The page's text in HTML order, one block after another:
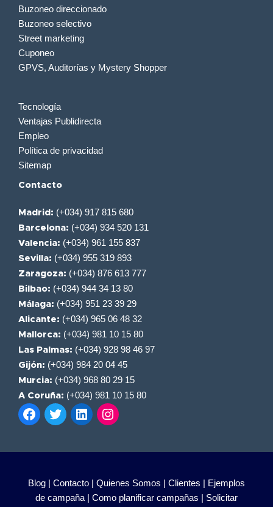
Buzoneo direccionado
Buzoneo selectivo
Street marketing
Cuponeo
GPVS, Auditorías y Mystery Shopper
Tecnología
Ventajas Publidirecta
Empleo
Política de privacidad
Sitemap
Contacto
Madrid: (+034) 917 815 680
Barcelona: (+034) 934 520 131
Valencia: (+034) 961 155 837
Sevilla: (+034) 955 319 893
Zaragoza: (+034) 876 613 777
Bilbao: (+034) 944 34 13 80
Málaga: (+034) 951 23 39 29
Alicante: (+034) 965 06 48 32
Mallorca: (+034) 981 10 15 80
Las Palmas: (+034) 928 98 46 97
Gijón: (+034) 984 20 04 45
Murcia: (+034) 968 80 29 15
A Coruña: (+034) 981 10 15 80
Blog | Contacto | Quienes Somos | Clientes | Ejemplos
de campaña | Como planificar campañas | Solicitar